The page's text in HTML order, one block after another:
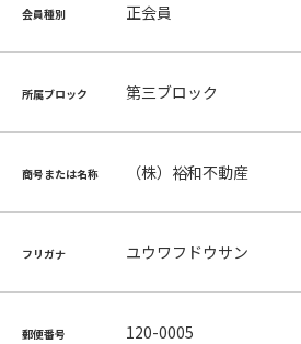
会員種別 正会員
所属ブロック 第三ブロック
商号または名称 （株）裕和不動産
フリガナ ユウワフドウサン
郵便番号 120-0005